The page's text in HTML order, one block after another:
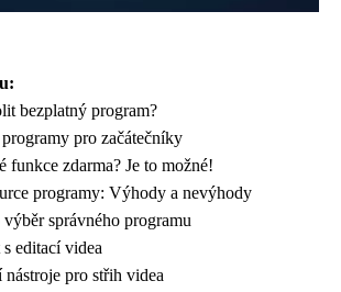
bezplatný program?
pro začátečníky
funkce zdarma? Je to možné!
programy: Výhody a nevýhody
správného programu
s editací videa
nástroje pro střih videa